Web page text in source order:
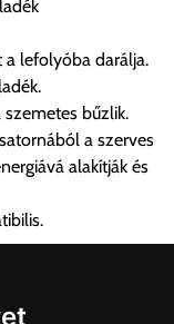
VAGY CSAK
ÉS
szállítás
lehetséges
lehetőség
lefolyóba darálja.
bűzlik.
a szerves
alakítják és